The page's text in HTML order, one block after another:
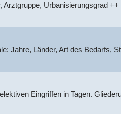
Urbanisierungsgrad
Jahre, Länder, Art des Bedarfs,
Eingriffen in Tagen.